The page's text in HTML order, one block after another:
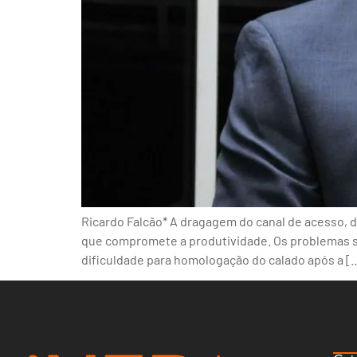
Ricardo Falcão* A dragagem do canal de
que compromete a produtividade. Os
dificuldade para homologação do calado após a